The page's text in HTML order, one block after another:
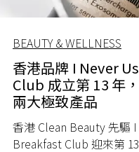
BEAUTY & WELLNESS
香港品牌 I Never
Club 成立第 13 年
兩大極致產品
香港 Clean Beauty 先驅
Breakfast Club 迎來第